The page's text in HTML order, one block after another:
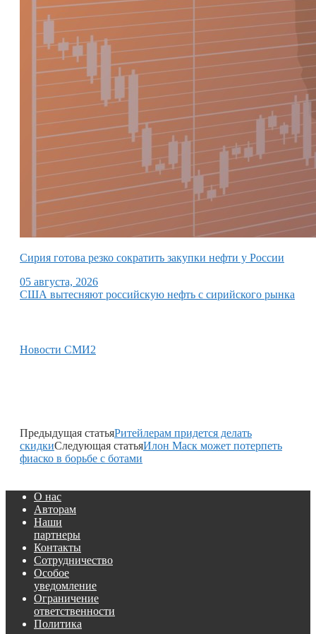
Сирия готова резко сократить закупки нефти у России
05 августа, 2026
США вытесняют российскую нефть с сирийского рынка
Новости СМИ2
Предыдущая статьяРитейлерам придется делать
скидкиСледующая статьяИлон Маск может потерпеть
фиаско в борьбе с ботами
О нас
Авторам
Наши
партнеры
Контакты
Сотрудничество
Особое
уведомление
Ограничение
ответственности
Политика